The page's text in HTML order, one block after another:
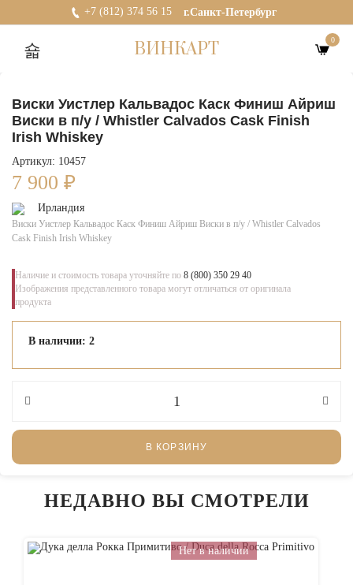
+7 (812) 374 56 15 г.Санкт-Петербург
ВИНКАРТ 0
Виски Уистлер Кальвадос Каск Финиш Айриш
Виски в п/у / Whistler Calvados Cask Finish
Irish Whiskey
Артикул: 10457
7 900 ₽
Ирландия
Виски Уистлер Кальвадос Каск Финиш Айриш Виски в п/у / Whistler Calvados
Cask Finish Irish Whiskey
Наличие и стоимость товара уточняйте по 8 (800) 350 29 40
Изображения представленного товара могут отличаться от оригинала
продукта
В наличии: 2
В КОРЗИНУ
НЕДАВНО ВЫ СМОТРЕЛИ
Нет в наличии